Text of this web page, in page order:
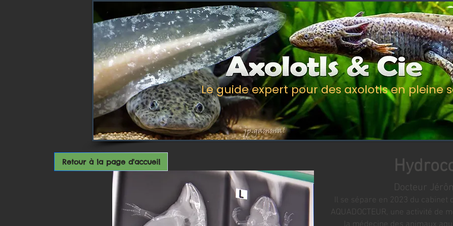
Le guide expert pour des axolotls en pleine
Docteur
​Il se sépare en 2023 du
AQUADOCTEUR, une activité de
Retour à la page d'accueil